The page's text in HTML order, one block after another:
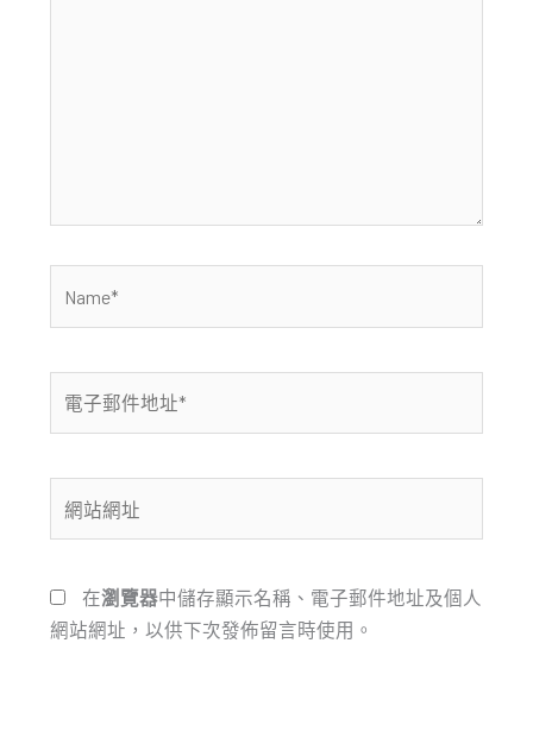
子
件
地
址
站
址
在瀏覽器中儲存顯示名稱、電子郵件地址及個人
網站網址，以供下次發佈留言時使用。